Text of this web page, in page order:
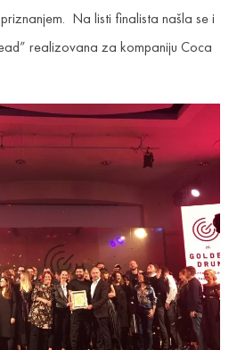
Na listi finalista našla se i
realizovana za kompaniju Coca